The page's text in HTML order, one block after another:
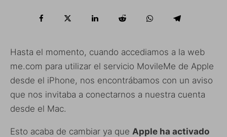
Hasta el momento, cuando accediamos a la web
me.com para utilizar el servicio MovileMe de Apple
desde el iPhone, nos encontrábamos con un aviso
que nos invitaba a conectarnos a nuestra cuenta
desde el Mac.
Esto acaba de cambiar ya que Apple ha activado